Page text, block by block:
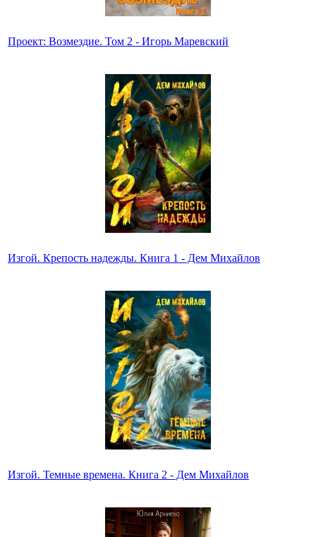
Проект: Возмездие. Том 2 - Игорь Маревский
Изгой. Крепость надежды. Книга 1 - Дем Михайлов
Изгой. Темные времена. Книга 2 - Дем Михайлов